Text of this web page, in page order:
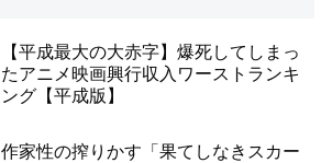
【平成最大の大赤字】爆死してしまっ
たアニメ映画興行収入ワーストランキ
ング【平成版】
作家性の搾りかす「果てしなきスカー